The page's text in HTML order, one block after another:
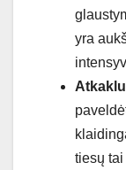
yra
tiesų